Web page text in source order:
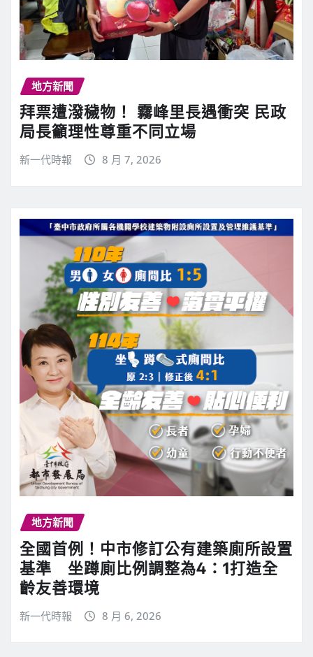
地方新聞
拜票遭潑穢物！ 霧峰里長遇衝突 民政
局長籲理性尊重不同立場
新一代時報 8 月 7, 2026
地方新聞
全國首例！中市修訂公有建築廁所設置
基準 坐蹲廁比例調整為4：1打造全
齡友善環境
新一代時報 8 月 6, 2026